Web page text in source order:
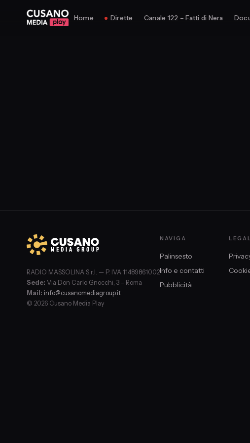
Home Dirette Canale 122 – Fatti di Nera
RADIO MASSOLINA S.r.l. — P. IVA 11489861002
Sede: Via Don Carlo Gnocchi, 3 – Roma
Mail: info@cusanomediagroup.it
© 2026 Cusano Media Play
NAVIGA
Palinsesto
Info e contatti
Pubblicità